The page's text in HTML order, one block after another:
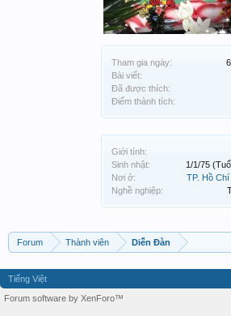
Tham gia ngày:
Bài viết:
Đã được thích:
Điểm thành tích:
Giới tính:
Sinh nhật:
1/1/75
Nơi ở:
TP. Hồ Chí
Nghề nghiệp:
Forum Thành viên Diễn Đàn
Tiếng Việt
Forum software by XenForo™